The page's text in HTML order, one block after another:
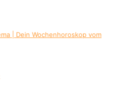
| Dein Wochenhoroskop vom